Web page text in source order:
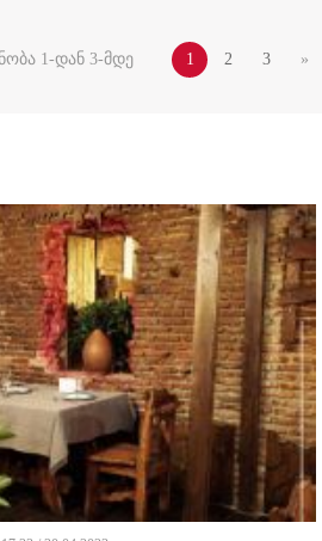
1
17:23 / 20.04.2023